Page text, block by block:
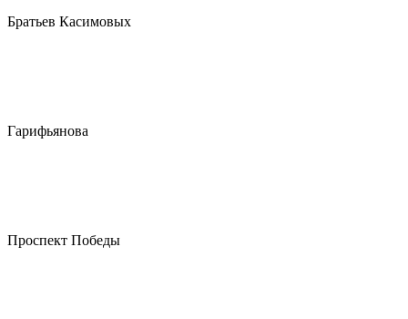
Братьев Касимовых
Гарифьянова
Проспект Победы